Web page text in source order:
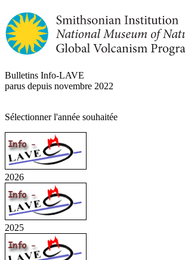
Bulletins Info-LAVE
parus depuis novembre 2022
Sélectionner l'année souhaitée
2026
2025